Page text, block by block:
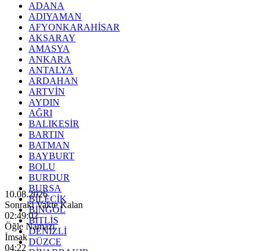
ADANA
ADIYAMAN
AFYONKARAHİSAR
AKSARAY
AMASYA
ANKARA
ANTALYA
ARDAHAN
ARTVİN
AYDIN
AĞRI
BALIKESİR
BARTIN
BATMAN
BAYBURT
BOLU
BURDUR
BURSA
BİLECİK
BİNGÖL
BİTLİS
DENİZLİ
DÜZCE
10.08.2026
Sonraki Vakte Kalan
02:49:00
Öğle Namazı
İmsak
04:22